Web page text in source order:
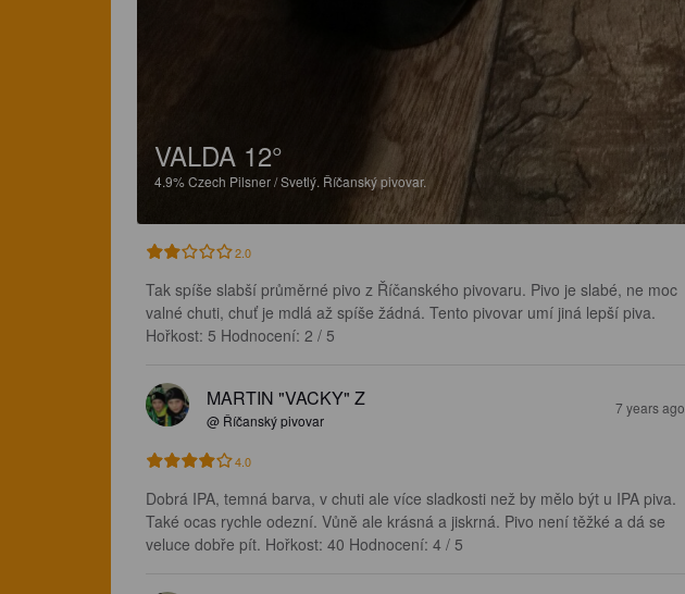
VALDA 12°
4.9%Czech Pilsner / Svetlý. Říčanský pivovar.
2.0
Tak spíše slabší průměrné pivo z Říčanského pivovaru. Pivo je slabé, ne moc
valné chuti, chuť je mdlá až spíše žádná. Tento pivovar umí jiná lepší piva.
Hořkost: 5 Hodnocení: 2 / 5
MARTIN "VACKY" Z
@ Říčanský pivovar
7 years ago
4.0
Dobrá IPA, temná barva, v chuti ale více sladkosti než by mělo být u IPA piva.
Také ocas rychle odezní. Vůně ale krásná a jiskrná. Pivo není těžké a dá se
veluce dobře pít. Hořkost: 40 Hodnocení: 4 / 5